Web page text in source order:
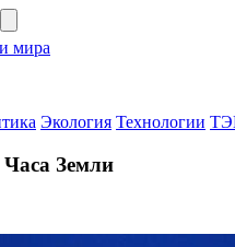
мира
Экология Технологии
Часа Земли